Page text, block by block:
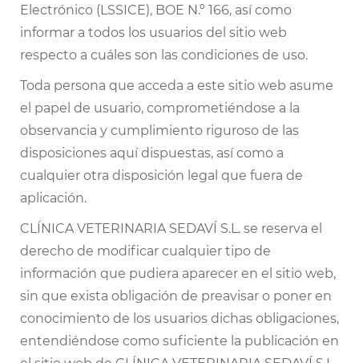
CONTACTO
TRABAJA CON NOSOTRAS
Electrónico (LSSICE), BOE N.º 166, así como
informar a todos los usuarios del sitio web
respecto a cuáles son las condiciones de uso.
Toda persona que acceda a este sitio web asume
el papel de usuario, comprometiéndose a la
observancia y cumplimiento riguroso de las
disposiciones aquí dispuestas, así como a
cualquier otra disposición legal que fuera de
aplicación.
CLÍNICA VETERINARIA SEDAVÍ S.L. se reserva el
derecho de modificar cualquier tipo de
información que pudiera aparecer en el sitio web,
sin que exista obligación de preavisar o poner en
conocimiento de los usuarios dichas obligaciones,
entendiéndose como suficiente la publicación en